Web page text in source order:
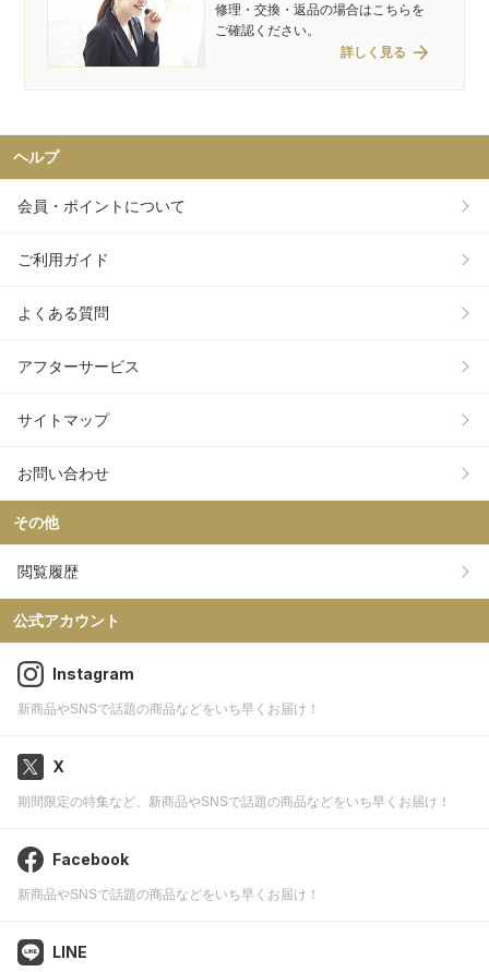
修理・交換・返品の場合はこちらを
ご確認ください。
詳しく見る arrow_forward
ヘルプ
会員・ポイントについて
ご利用ガイド
よくある質問
アフターサービス
サイトマップ
お問い合わせ
その他
閲覧履歴
公式アカウント
Instagram
新商品やSNSで話題の商品などをいち早くお届け！
X
期間限定の特集など、新商品やSNSで話題の商品などをいち早くお届け！
Facebook
新商品やSNSで話題の商品などをいち早くお届け！
LINE